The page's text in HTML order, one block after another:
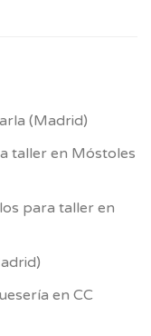
(Madrid)
taller en Móstoles
para taller en
en CC